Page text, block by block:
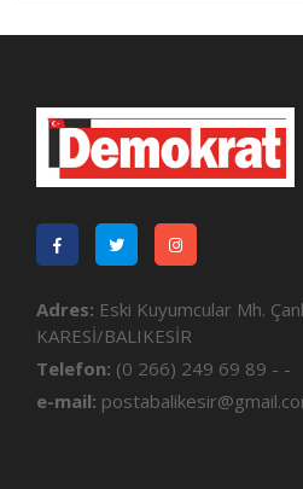
Adres: Eski Kuyumcular Mh.
KARESİ/BALIKESİR
Telefon: (0 266) 249 69 89 - -
e-mail: